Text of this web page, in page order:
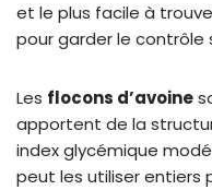
et le plus facile à
pour garder le contrôle
Les flocons d’avoine
apportent de la
index glycémique
peut les utiliser entiers